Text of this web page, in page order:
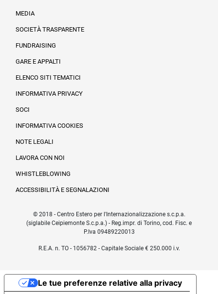
MEDIA
SOCIETÀ TRASPARENTE
FUNDRAISING
GARE E APPALTI
ELENCO SITI TEMATICI
INFORMATIVA PRIVACY
SOCI
INFORMATIVA COOKIES
NOTE LEGALI
LAVORA CON NOI
WHISTLEBLOWING
ACCESSIBILITÀ E SEGNALAZIONI
© 2018 - Centro Estero per l'Internazionalizzazione s.c.p.a.
(siglabile Ceipiemonte S.c.p.a.) - Reg.impr. di Torino, cod. Fisc. e
P.Iva 09489220013
R.E.A. n. TO - 1056782 - Capitale Sociale € 250.000 i.v.
Le tue preferenze relative alla privacy